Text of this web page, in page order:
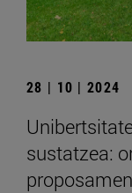
28 | 10 | 2024
sustatzea: